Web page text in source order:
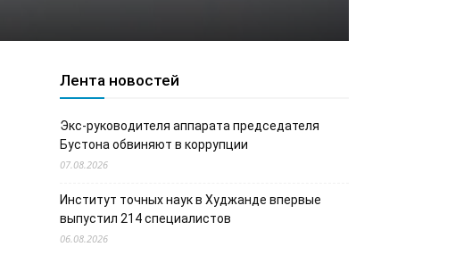
Лента новостей
Экс-руководителя аппарата председателя
Бустона обвиняют в коррупции
07.08.2026
Институт точных наук в Худжанде впервые
выпустил 214 специалистов
06.08.2026